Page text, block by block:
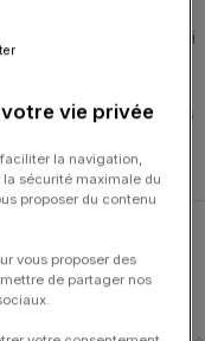
or jaune, résinée
C’est un symbole qui
du globe, au travers
, Pendentifs
vie privée
la navigation,
sécurité maximale du
proposer du contenu
vous proposer des
de partager nos